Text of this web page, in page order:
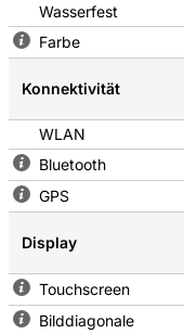
Wasserfest
Farbe
Konnektivität
WLAN
Bluetooth
GPS
Display
Touchscreen
Bilddiagonale